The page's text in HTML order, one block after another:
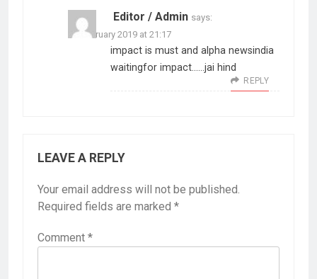
Editor / Admin says:
27 February 2019 at 21:17
impact is must and alpha newsindia
waitingfor impact……jai hind
REPLY
LEAVE A REPLY
Your email address will not be published.
Required fields are marked *
Comment *